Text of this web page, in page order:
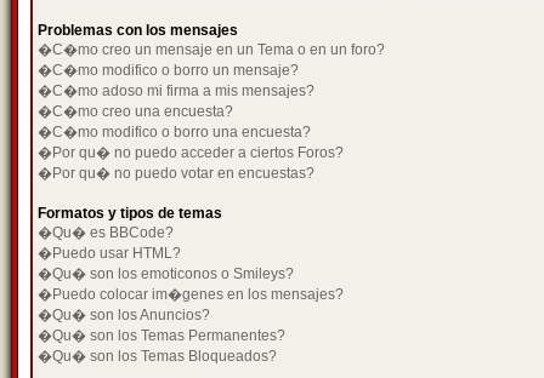
Problemas con los mensajes
�C�mo creo un mensaje en un Tema o en un foro?
�C�mo modifico o borro un mensaje?
�C�mo adoso mi firma a mis mensajes?
�C�mo creo una encuesta?
�C�mo modifico o borro una encuesta?
�Por qu� no puedo acceder a ciertos Foros?
�Por qu� no puedo votar en encuestas?
Formatos y tipos de temas
�Qu� es BBCode?
�Puedo usar HTML?
�Qu� son los emoticonos o Smileys?
�Puedo colocar im�genes en los mensajes?
�Qu� son los Anuncios?
�Qu� son los Temas Permanentes?
�Qu� son los Temas Bloqueados?